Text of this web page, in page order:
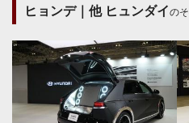
ヒョンデ｜他 ヒュンダイの